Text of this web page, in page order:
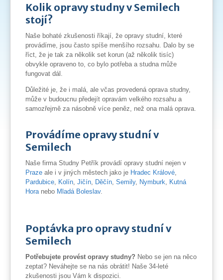
Kolik opravy studny v Semilech
stojí?
Naše bohaté zkušenosti říkají, že opravy studní, které
provádíme, jsou často spíše menšího rozsahu. Dalo by se
říct, že je tak za několik set korun (až několik tisíc)
obvykle opraveno to, co bylo potřeba a studna může
fungovat dál.
Důležité je, že i malá, ale včas provedená oprava studny,
může v budoucnu předejít opravám velkého rozsahu a
samozřejmě za násobně více peněz, než ona malá oprava.
Provádíme opravy studní v
Semilech
Naše firma Studny Petřík provádí opravy studní nejen v
Praze ale i v jiných městech jako je Hradec Králové
Pardubice
Kolín Jičín Děčín Semily, Nymburk
Kutná
Hora nebo Mladá Boleslav.
Poptávka pro opravy studní v
Semilech
Potřebujete provést opravy studny? Nebo se jen na něco
zeptat? Neváhejte se na nás obrátit! Naše 34-leté
zkušenosti jsou Vám k dispozici.